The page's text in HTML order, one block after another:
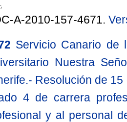
A-2010-157-4671.
Servicio Canario de
Nuestra
Resolución de
4 de carrera
y al personal